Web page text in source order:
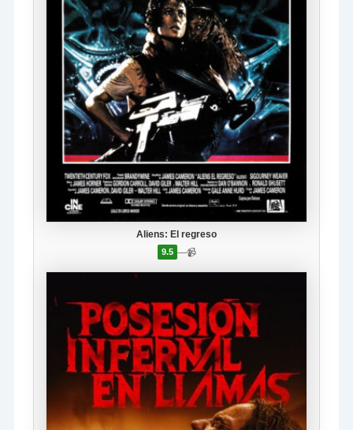
Aliens: El regreso
9.5 —📹